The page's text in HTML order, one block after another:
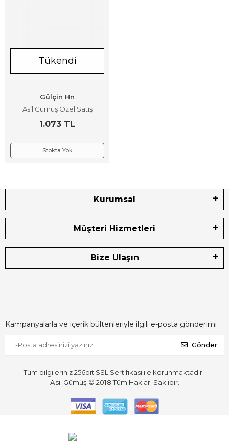
Tükendi
Gülçin Hn
Asil Gümüş Özel Satış
1.073 TL
Stokta Yok
Kurumsal
Müşteri Hizmetleri
Bize Ulaşın
Kampanyalarla ve içerik bültenleriyle ilgili e-posta gönderimi
Gönder
Tüm bilgileriniz 256bit SSL Sertifikası ile korunmaktadır.
Asil Gümüş © 2018Tüm Hakları Saklıdır.